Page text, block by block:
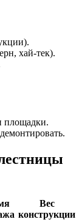
хай-тек).
площадки.
Вес
конструкции